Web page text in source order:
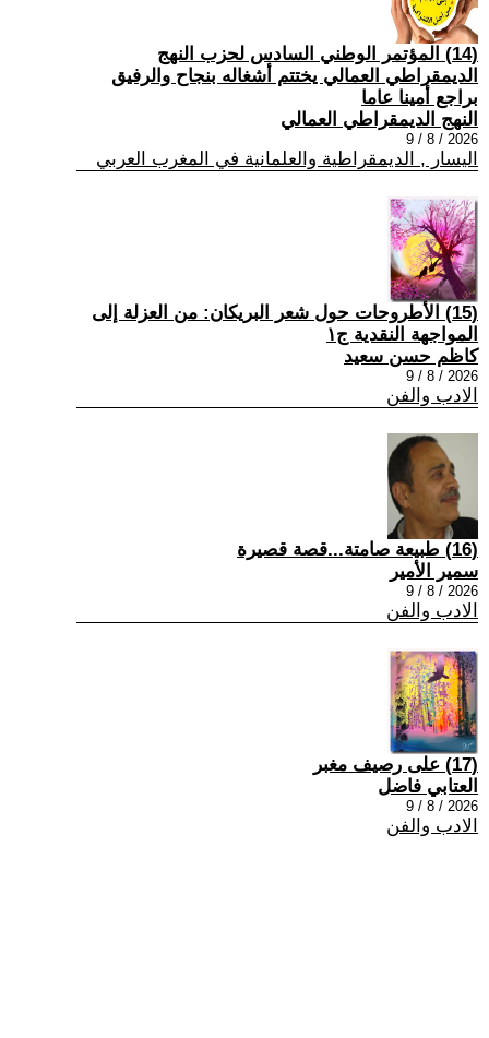
(14) المؤتمر الوطني السادس لحزب النهج
الديمقراطي العمالي يختتم أشغاله بنجاح والرفيق
براجع أمينا عاما
النهج الديمقراطي العمالي
2026 / 8 / 9
اليسار , الديمقراطية والعلمانية في المغرب العربي
(15) الأطروحات حول شعر البريكان: من العزلة إلى
المواجهة النقدية ج١
كاظم حسن سعيد
2026 / 8 / 9
الادب والفن
(16) طبيعة صامتة...قصة قصيرة
سمير الأمير
2026 / 8 / 9
الادب والفن
(17) على رصيف مغبر
العتابي فاضل
2026 / 8 / 9
الادب والفن